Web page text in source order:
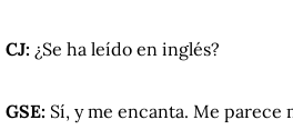
CJ: ¿Se ha leído en inglés?
GSE: Sí, y me encanta. Me parece